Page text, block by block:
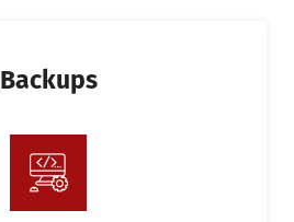
Backups